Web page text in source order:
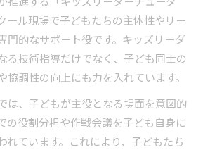
ール現場で子どもたちの主体性やリー
門的なサポート役です。キッズリーダ
る技術指導だけでなく、子ども同士の
協調性の向上にも力を入れています。
は、子どもが主役となる場面を意図的
の役割分担や作戦会議を子ども自身に
れています。これにより、子どもたち